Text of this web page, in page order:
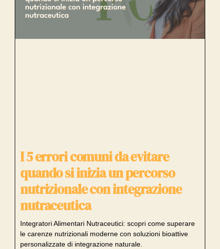
I 5 errori comuni da evitare
quando si inizia un percorso
nutrizionale con integrazione
nutraceutica
Integratori Alimentari Nutraceutici: scopri come superare
le carenze nutrizionali moderne con soluzioni bioattive
personalizzate di integrazione naturale.